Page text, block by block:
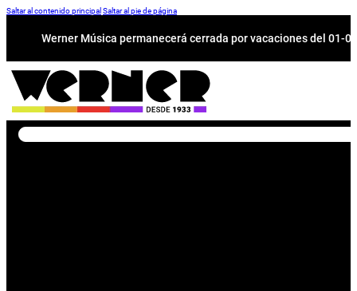
Saltar al contenido principal Saltar al pie de página
Werner Música permanecerá cerrada por vacaciones del 01-
Buscar